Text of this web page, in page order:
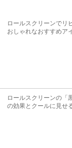
ロールスクリーンでリ
おしゃれなおすすめア
ロールスクリーンの「
の効果とクールに見せ